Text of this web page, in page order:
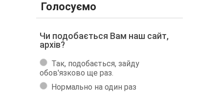
Голосуємо
Чи подобається Вам наш сайт,
архів?
Так, подобається, зайду
обов'язково ще раз.
Нормально на один раз